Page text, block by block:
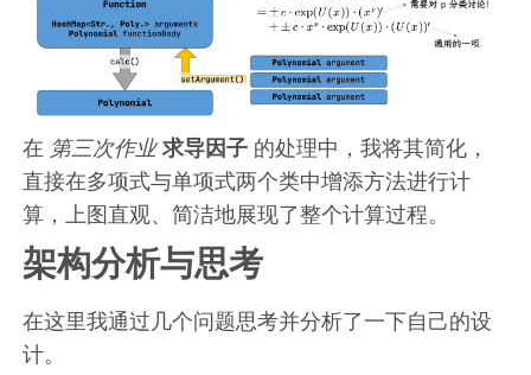
在 第三次作业 求导因子 的处理中，我将其简化，
直接在多项式与单项式两个类中增添方法进行计
算，上图直观、简洁地展现了整个计算过程。
架构分析与思考
在这里我通过几个问题思考并分析了一下自己的设
计。